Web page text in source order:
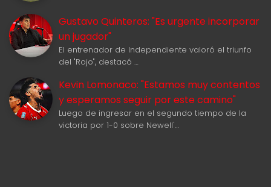
Gustavo Quinteros: "Es urgente incorporar
un jugador"
El entrenador de Independiente valoró el triunfo
del "Rojo", destacó …
Kevin Lomonaco: "Estamos muy contentos
y esperamos seguir por este camino"
Luego de ingresar en el segundo tiempo de la
victoria por 1-0 sobre Newell'…